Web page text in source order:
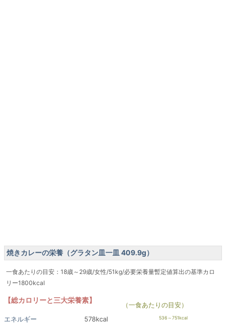
焼きカレーの栄養（グラタン皿一皿 409.9g）
一食あたりの目安：18歳～29歳/女性/51kg/必要栄養量暫定値算出の基準カロ
リー1800kcal
【総カロリーと三大栄養素】
（一食あたりの目安）
エネルギー
578kcal